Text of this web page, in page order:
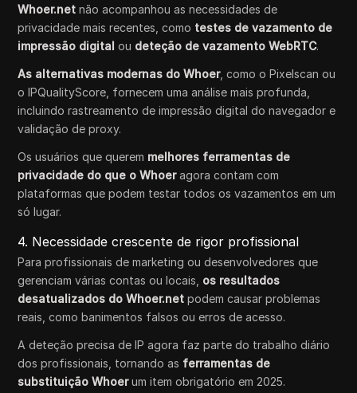
Whoer.net não acompanhou as necessidades de
privacidade mais recentes, como testes de vazamento de
impressão digital ou deteção de vazamento WebRTC.
As alternativas modernas do Whoer, como o Pixelscan ou
o IPQualityScore, fornecem uma análise mais profunda,
incluindo rastreamento de impressão digital do navegador e
validação de proxy.
Os usuários que querem melhores ferramentas de
privacidade do que o Whoeragora contam com
plataformas que podem testar todos os vazamentos em um
só lugar.
4. Necessidade crescente de rigor profissional
Para profissionais de marketing ou desenvolvedores que
gerenciam várias contas ou locais, os resultados
desatualizados do Whoer.net podem causar problemas
reais, como banimentos falsos ou erros de acesso.
A deteção precisa de IP agora faz parte do trabalho diário
dos profissionais, tornando as ferramentas de
substituição Whoerum item obrigatório em 2025.